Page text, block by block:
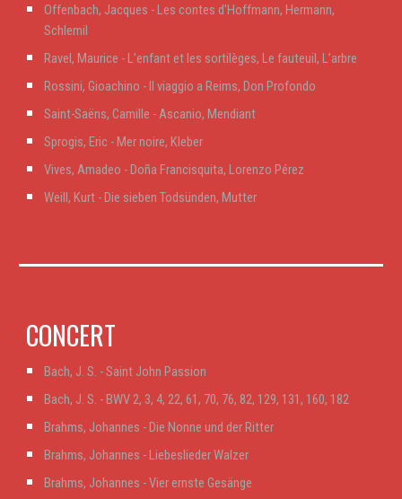
Offenbach, Jacques - Les contes d'Hoffmann, Hermann,
Schlemil
Ravel, Maurice - L’enfant et les sortilèges, Le fauteuil, L’arbre
Rossini, Gioachino - Il viaggio a Reims, Don Profondo
Saint-Saëns, Camille - Ascanio, Mendiant
Sprogis, Eric - Mer noire, Kleber
Vives, Amadeo - Doña Francisquita, Lorenzo Pérez
Weill, Kurt - Die sieben Todsünden, Mutter
CONCERT
Bach, J. S. - Saint John Passion
Bach, J. S. - BWV 2, 3, 4, 22, 61, 70, 76, 82, 129, 131, 160, 182
Brahms, Johannes - Die Nonne und der Ritter
Brahms, Johannes - Liebeslieder Walzer
Brahms, Johannes - Vier ernste Gesänge